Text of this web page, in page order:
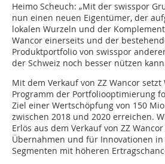
Heimo Scheuch: „Mit der swisspor
nun einen neuen Eigentümer, der
lokalen Wurzeln und der
Wancor einerseits und der
Produktportfolio von swisspor
der Schweiz noch besser nützen
Mit dem Verkauf von ZZ Wancor
Programm der Portfoliooptimierung
Ziel einer Wertschöpfung von 150
zwischen 2018 und 2020 erreichen.
Erlös aus dem Verkauf von ZZ
Übernahmen und für Innovationen
Segmenten mit höheren